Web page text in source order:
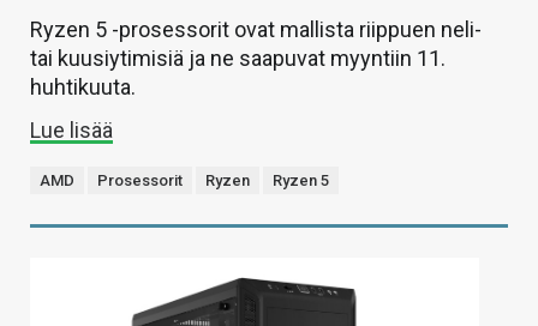
Ryzen 5 -prosessorit ovat mallista riippuen neli-
tai kuusiytimisiä ja ne saapuvat myyntiin 11.
huhtikuuta.
Lue lisää
AMD Prosessorit Ryzen Ryzen 5